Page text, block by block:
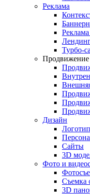
Реклама
Турбо-
Продвижение
Дизайн
Сайты
3D
Фото и
Съемка
3D